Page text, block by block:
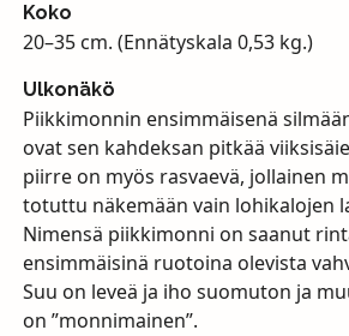
Koko
20–35 cm. (Ennätyskala 0,53 kg.)
Ulkonäkö
Piikkimonnin ensimmäisenä
ovat sen kahdeksan pitkää
piirre on myös rasvaevä, jollainen
totuttu näkemään vain lohikalojen
Nimensä piikkimonni on saanut
ensimmäisinä ruotoina olevista
Suu on leveä ja iho suomuton ja
on ”monnimainen”.